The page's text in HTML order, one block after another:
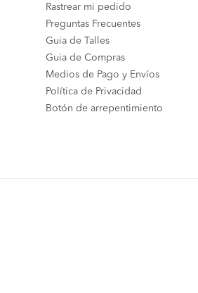
Rastrear mi pedido
Preguntas Frecuentes
Guia de Talles
Guia de Compras
Medios de Pago y Envíos
Política de Privacidad
Botón de arrepentimiento